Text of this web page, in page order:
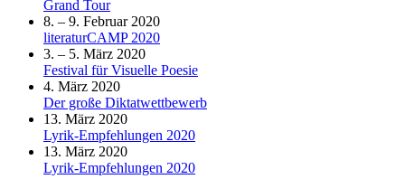
Grand Tour
8. – 9. Februar 2020
literaturCAMP 2020
3. – 5. März 2020
Festival für Visuelle Poesie
4. März 2020
Der große Diktatwettbewerb
13. März 2020
Lyrik-Empfehlungen 2020
13. März 2020
Lyrik-Empfehlungen 2020